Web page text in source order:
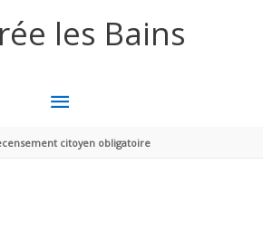
les Bains
MENU
PRINCIPAL
citoyen obligatoire